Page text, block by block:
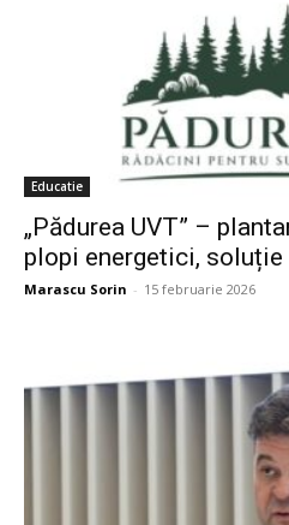
Educatie
„Pădurea UVT” –
plopi energetici, soluție
Marascu Sorin - 15 februarie 2026